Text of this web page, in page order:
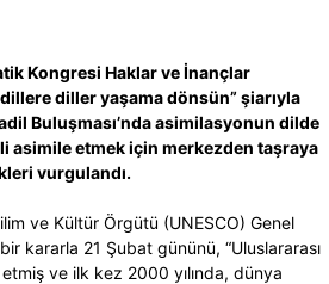
Kongresi Haklar ve İnançlar
diller yaşama dönsün” şiarıyla
Buluşması’nda asimilasyonun dilde
asimile etmek için merkezden taşraya
vurgulandı.
ve Kültür Örgütü (UNESCO) Genel
bir kararla 21 Şubat gününü, “Uluslararası
ve ilk kez 2000 yılında, dünya